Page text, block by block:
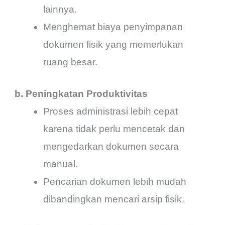
lainnya.
Menghemat biaya penyimpanan
dokumen fisik yang memerlukan
ruang besar.
b. Peningkatan Produktivitas
Proses administrasi lebih cepat
karena tidak perlu mencetak dan
mengedarkan dokumen secara
manual.
Pencarian dokumen lebih mudah
dibandingkan mencari arsip fisik.